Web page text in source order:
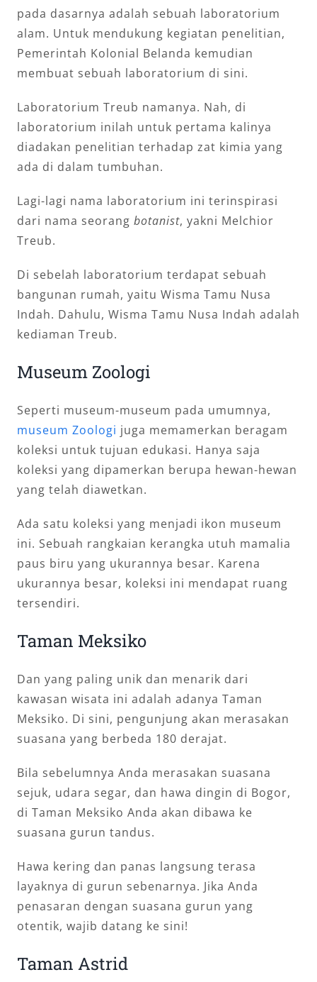
pada dasarnya adalah sebuah laboratorium
alam. Untuk mendukung kegiatan penelitian,
Pemerintah Kolonial Belanda kemudian
membuat sebuah laboratorium di sini.
Laboratorium Treub namanya. Nah, di
laboratorium inilah untuk pertama kalinya
diadakan penelitian terhadap zat kimia yang
ada di dalam tumbuhan.
Lagi-lagi nama laboratorium ini terinspirasi
dari nama seorang botanist, yakni Melchior
Treub.
Di sebelah laboratorium terdapat sebuah
bangunan rumah, yaitu Wisma Tamu Nusa
Indah. Dahulu, Wisma Tamu Nusa Indah adalah
kediaman Treub.
Museum Zoologi
Seperti museum-museum pada umumnya,
museum Zoologi juga memamerkan beragam
koleksi untuk tujuan edukasi. Hanya saja
koleksi yang dipamerkan berupa hewan-hewan
yang telah diawetkan.
Ada satu koleksi yang menjadi ikon museum
ini. Sebuah rangkaian kerangka utuh mamalia
paus biru yang ukurannya besar. Karena
ukurannya besar, koleksi ini mendapat ruang
tersendiri.
Taman Meksiko
Dan yang paling unik dan menarik dari
kawasan wisata ini adalah adanya Taman
Meksiko. Di sini, pengunjung akan merasakan
suasana yang berbeda 180 derajat.
Bila sebelumnya Anda merasakan suasana
sejuk, udara segar, dan hawa dingin di Bogor,
di Taman Meksiko Anda akan dibawa ke
suasana gurun tandus.
Hawa kering dan panas langsung terasa
layaknya di gurun sebenarnya. Jika Anda
penasaran dengan suasana gurun yang
otentik, wajib datang ke sini!
Taman Astrid